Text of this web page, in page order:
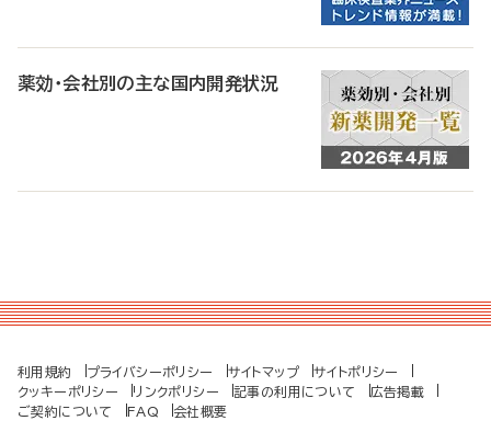
薬効・会社別の主な国内開発状況
利用規約 プライバシーポリシー サイトマップ
サイトポリシー
クッキーポリシー
リンクポリシー 記事の利用について
広告掲載
ご契約について
FAQ 会社概要